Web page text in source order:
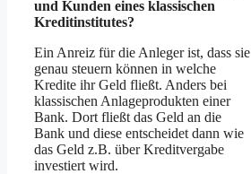
und Kunden eines klassischen
Kreditinstitutes?
Ein Anreiz für die Anleger ist, dass sie
genau steuern können in welche
Kredite ihr Geld fließt. Anders bei
klassischen Anlageprodukten einer
Bank. Dort fließt das Geld an die
Bank und diese entscheidet dann wie
das Geld z.B. über Kreditvergabe
investiert wird.